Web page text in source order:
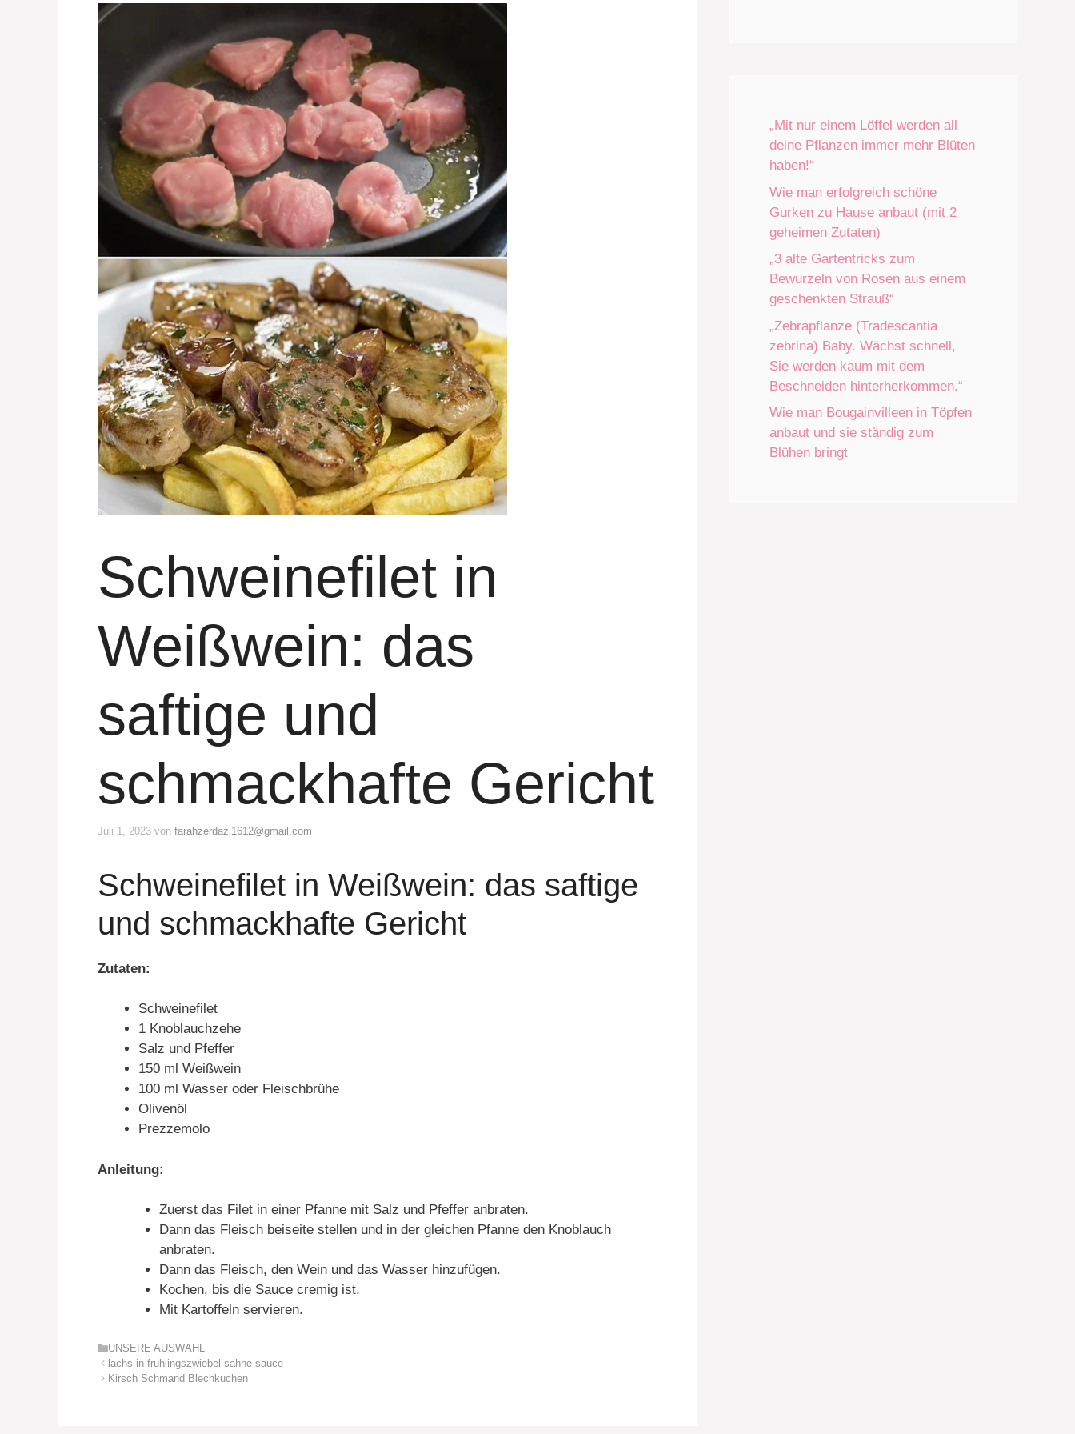
Schweinefilet in
Weißwein: das
saftige und
schmackhafte Gericht
Juli 1, 2023 von farahzerdazi1612@gmail.com
Schweinefilet in Weißwein: das saftige
und schmackhafte Gericht
Zutaten:
Schweinefilet
1 Knoblauchzehe
Salz und Pfeffer
150 ml Weißwein
100 ml Wasser oder Fleischbrühe
Olivenöl
Prezzemolo
Anleitung:
Zuerst das Filet in einer Pfanne mit Salz und Pfeffer anbraten.
Dann das Fleisch beiseite stellen und in der gleichen Pfanne den Knoblauch
anbraten.
Dann das Fleisch, den Wein und das Wasser hinzufügen.
Kochen, bis die Sauce cremig ist.
Mit Kartoffeln servieren.
Kategorien
UNSERE AUSWAHL
lachs in fruhlingszwiebel sahne sauce
Kirsch Schmand Blechkuchen
„Mit nur einem Löffel werden all
deine Pflanzen immer mehr Blüten
haben!“
Wie man erfolgreich schöne
Gurken zu Hause anbaut (mit 2
geheimen Zutaten)
„3 alte Gartentricks zum
Bewurzeln von Rosen aus einem
geschenkten Strauß“
„Zebrapflanze (Tradescantia
zebrina) Baby. Wächst schnell,
Sie werden kaum mit dem
Beschneiden hinterherkommen.“
Wie man Bougainvilleen in Töpfen
anbaut und sie ständig zum
Blühen bringt